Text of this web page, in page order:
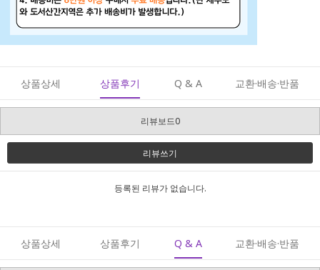
상품상세 상품후기 Q & A 교환·배송·반품
리뷰보드0
리뷰쓰기
등록된 리뷰가 없습니다.
상품상세 상품후기 Q & A 교환·배송·반품